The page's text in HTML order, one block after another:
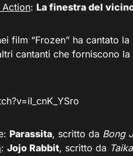
: La finestra del
film “Frozen” ha cantato
cantanti che forniscono
Parassita, scritto da Bong
: Jojo Rabbit, scritto da